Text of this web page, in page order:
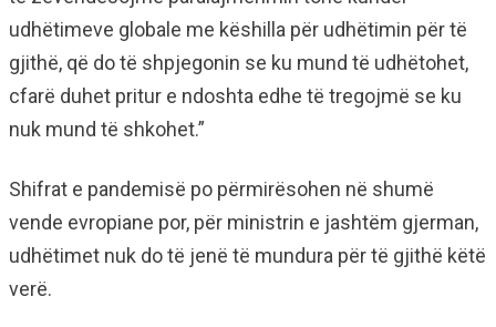
udhëtimeve globale me këshilla për udhëtimin për të
gjithë, që do të shpjegonin se ku mund të udhëtohet,
cfarë duhet pritur e ndoshta edhe të tregojmë se ku
nuk mund të shkohet.”
Shifrat e pandemisë po përmirësohen në shumë
vende evropiane por, për ministrin e jashtëm gjerman,
udhëtimet nuk do të jenë të mundura për të gjithë këtë
verë.